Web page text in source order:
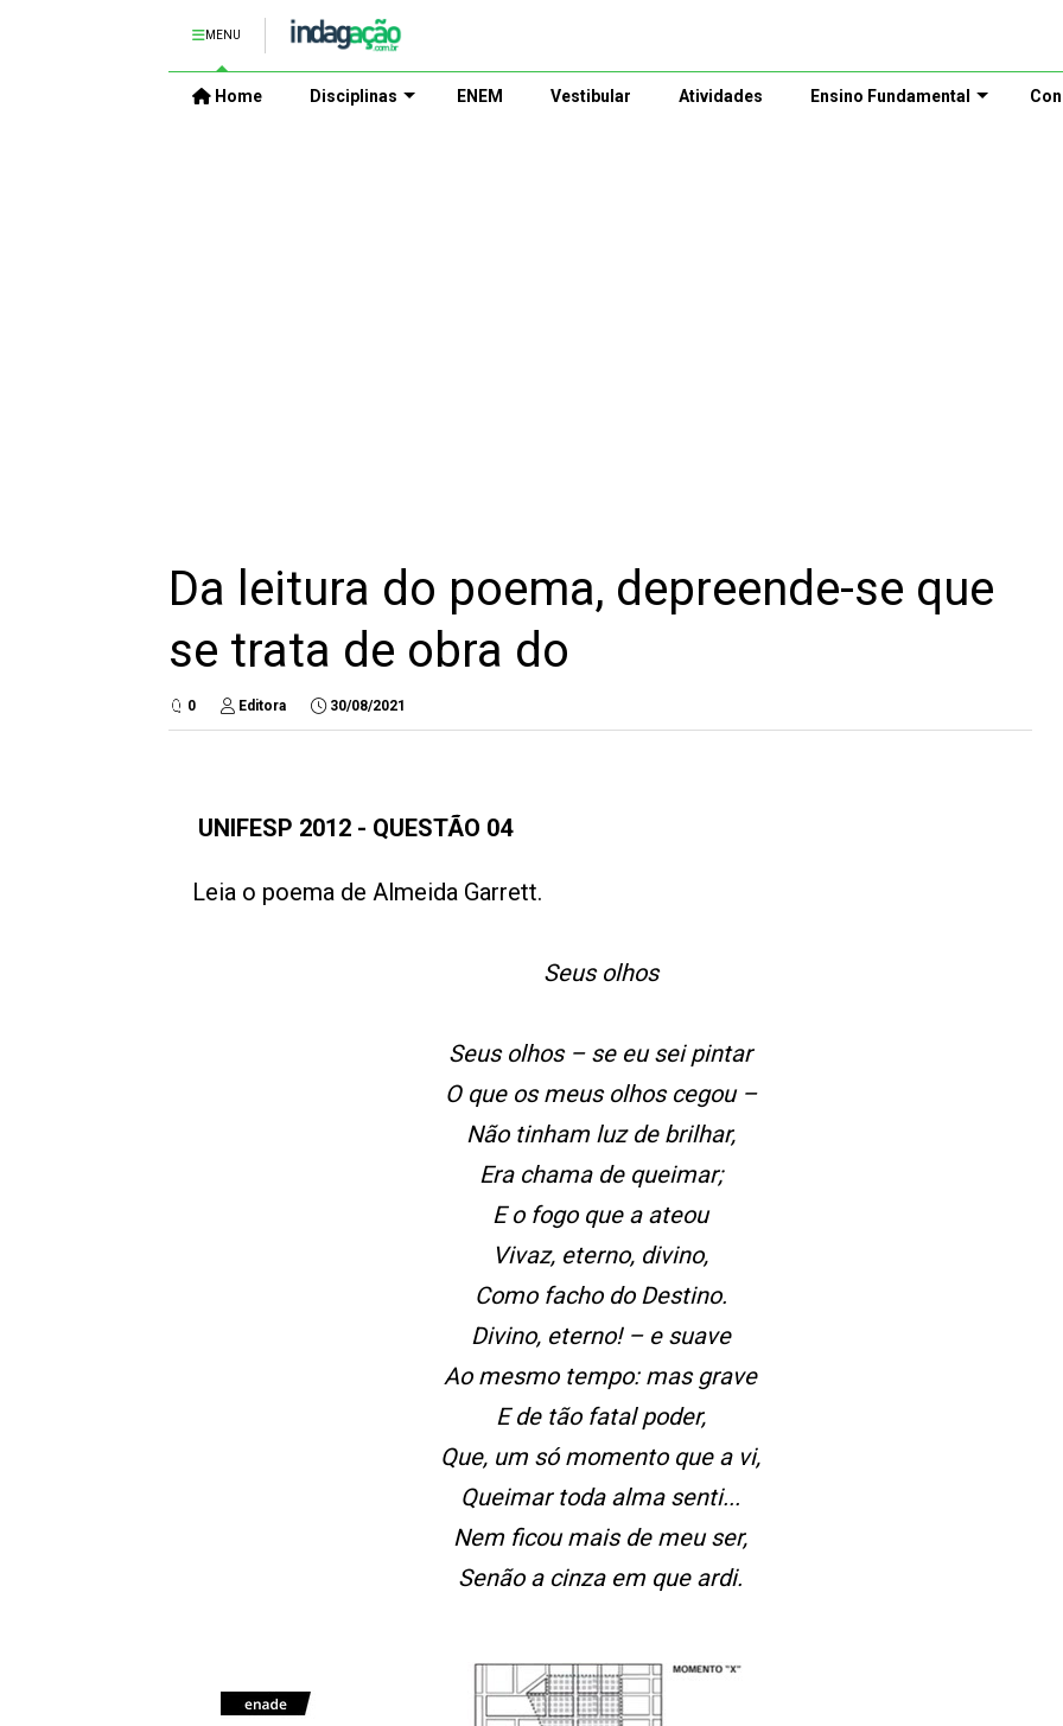
MENU
Home Disciplinas ENEM Vestibular Atividades Ensino Fundamental
Da leitura do poema, depreende-se que
se trata de obra do
0 Editora 30/08/2021
UNIFESP 2012 - QUESTÃO 04
Leia o poema de Almeida Garrett.
Seus olhos
Seus olhos – se eu sei pintar
O que os meus olhos cegou –
Não tinham luz de brilhar,
Era chama de queimar;
E o fogo que a ateou
Vivaz, eterno, divino,
Como facho do Destino.
Divino, eterno! – e suave
Ao mesmo tempo: mas grave
E de tão fatal poder,
Que, um só momento que a vi,
Queimar toda alma senti...
Nem ficou mais de meu ser,
Senão a cinza em que ardi.